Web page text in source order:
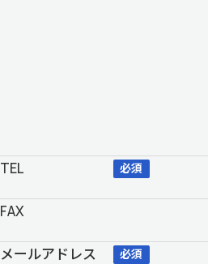
TEL 必須
FAX
メールアドレス 必須